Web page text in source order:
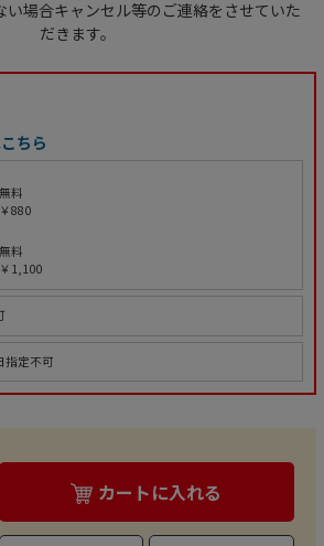
場合キャンセル等のご連絡をさせていた
だきます。
ちら
料
880
料
1,100
指定不可
カートに入れる